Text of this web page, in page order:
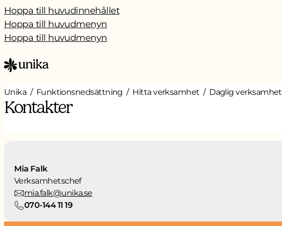
Hoppa till huvudinnehållet
Hoppa till huvudmenyn
Hoppa till huvudmenyn
Unika Funktionsnedsättning Hitta verksamhet Daglig verksamhet
Kontakter
Mia Falk
Verksamhetschef
mia.falk@unika.se
070-144 11 19